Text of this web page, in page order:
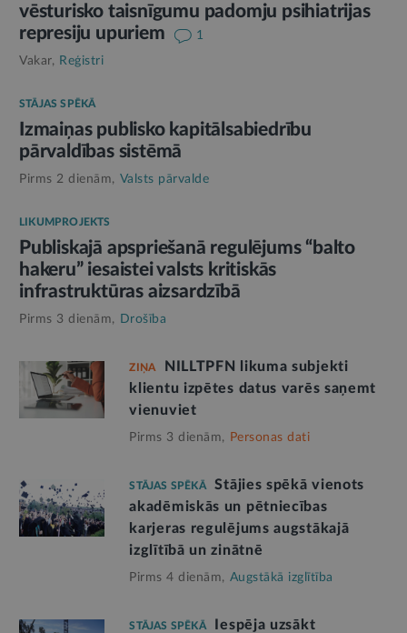
vēsturisko taisnīgumu padomju psihiatrijas
represiju upuriem
1
Vakar, Reģistri
STĀJAS SPĒKĀ
Izmaiņas publisko kapitālsabiedrību
pārvaldības sistēmā
Pirms 2 dienām, Valsts pārvalde
LIKUMPROJEKTS
Publiskajā apspriešanā regulējums “balto
hakeru” iesaistei valsts kritiskās
infrastruktūras aizsardzībā
Pirms 3 dienām, Drošība
ZIŅA
NILLTPFN likuma subjekti
klientu izpētes datus varēs saņemt
vienuviet
Pirms 3 dienām, Personas dati
STĀJAS SPĒKĀ
Stājies spēkā vienots
akadēmiskās un pētniecības
karjeras regulējums augstākajā
izglītībā un zinātnē
Pirms 4 dienām, Augstākā izglītība
STĀJAS SPĒKĀ
Iespēja uzsākt